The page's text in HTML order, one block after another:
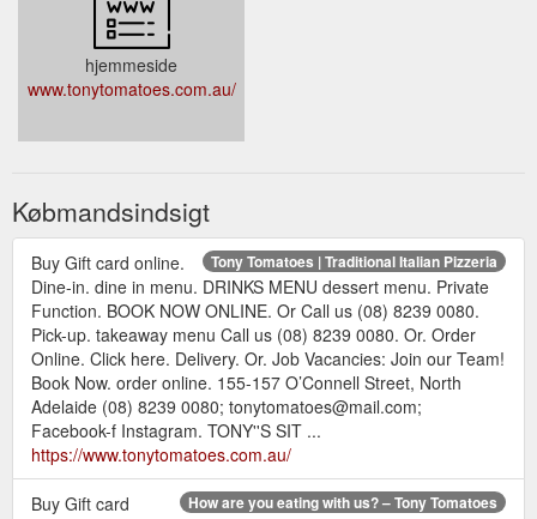
hjemmeside
www.tonytomatoes.com.au/
Købmandsindsigt
Tony Tomatoes | Traditional Italian Pizzeria
Buy Gift card online.
Dine-in. dine in menu. DRINKS MENU dessert menu. Private
Function. BOOK NOW ONLINE. Or Call us (08) 8239 0080.
Pick-up. takeaway menu Call us (08) 8239 0080. Or. Order
Online. Click here. Delivery. Or. Job Vacancies: Join our Team!
Book Now. order online. 155-157 O’Connell Street, North
Adelaide (08) 8239 0080; tonytomatoes@mail.com;
Facebook-f Instagram. TONY''S SIT ...
https://www.tonytomatoes.com.au/
How are you eating with us? – Tony Tomatoes
Buy Gift card